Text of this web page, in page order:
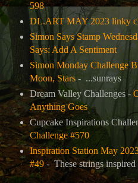
598
DL.ART MAY 2023 linky
Simon Says Stamp
Says: Add A Sentiment
Simon Monday Challenge
Moon, Stars- ...sunrays
Dream Valley Challenges -
Anything Goes
Cupcake Inspirations
Challenge #570
Inspiration Station May
#49 - These strings inspired